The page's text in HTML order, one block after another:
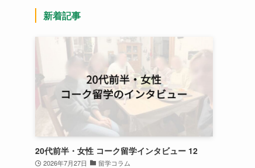
新着記事
20代前半・女性 コーク留学インタビュー 12
2026年7月27日 留学コラム